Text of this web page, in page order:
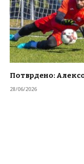
Потврдено:
28/06/2026